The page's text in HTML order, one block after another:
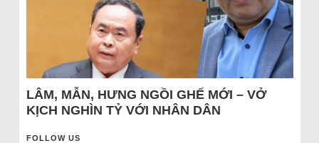
LÂM, MẪN, HƯNG NGỒI GHẾ MỚI – VỞ
KỊCH NGHÌN TỶ VỚI NHÂN DÂN
FOLLOW US